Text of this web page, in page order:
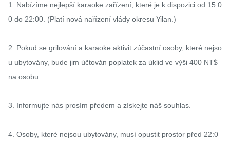
1. Nabízíme nejlepší karaoke zařízení, které je k dispozici od 15:0
0 do 22:00. (Platí nová nařízení vlády okresu Yilan.)
2. Pokud se grilování a karaoke aktivit zúčastní osoby, které nejso
u ubytovány, bude jim účtován poplatek za úklid ve výši 400 NT$
na osobu.
3. Informujte nás prosím předem a získejte náš souhlas.
4. Osoby, které nejsou ubytovány, musí opustit prostor před 22:0